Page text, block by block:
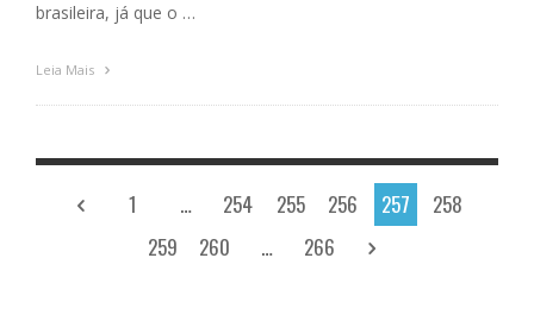
brasileira, já que o …
Leia Mais
1 … 254 255 256 257
258
259
260 … 266